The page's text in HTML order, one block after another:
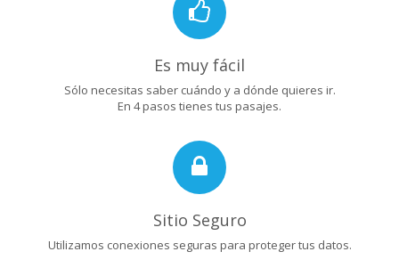
Es muy fácil
Sólo necesitas saber cuándo y a dónde quieres ir.
En 4 pasos tienes tus pasajes.
Sitio Seguro
Utilizamos conexiones seguras para proteger tus datos.